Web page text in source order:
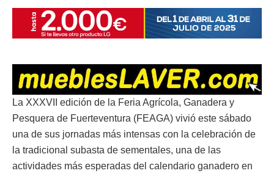
La XXXVII edición de la Feria Agrícola, Ganadera y
Pesquera de Fuerteventura (FEAGA) vivió este sábado
una de sus jornadas más intensas con la celebración de
la tradicional subasta de sementales, una de las
actividades más esperadas del calendario ganadero en